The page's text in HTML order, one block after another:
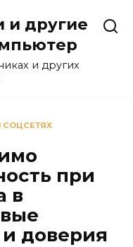
и другие
и других
СОЦСЕТЯХ
при
в
доверия